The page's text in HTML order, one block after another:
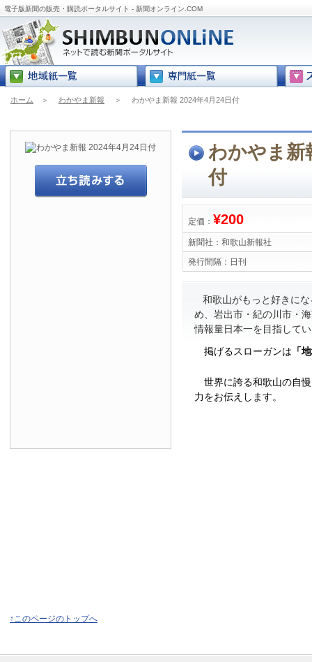
電子版新聞の販売・購読ポータルサイト - 新聞オンライン.COM
ホーム ＞ わかやま新報 ＞ わかやま新報 2024年4月24日付
わかやま新
付
定価： ¥200
新聞社： 和歌山新報社
発行間隔： 日刊
和歌山がもっと好きに
め、岩出市・紀の川市・
情報量日本一を目指して
掲げるスローガンは 「
世界に誇る和歌山の自
力をお伝えします。
↑このページのトップへ